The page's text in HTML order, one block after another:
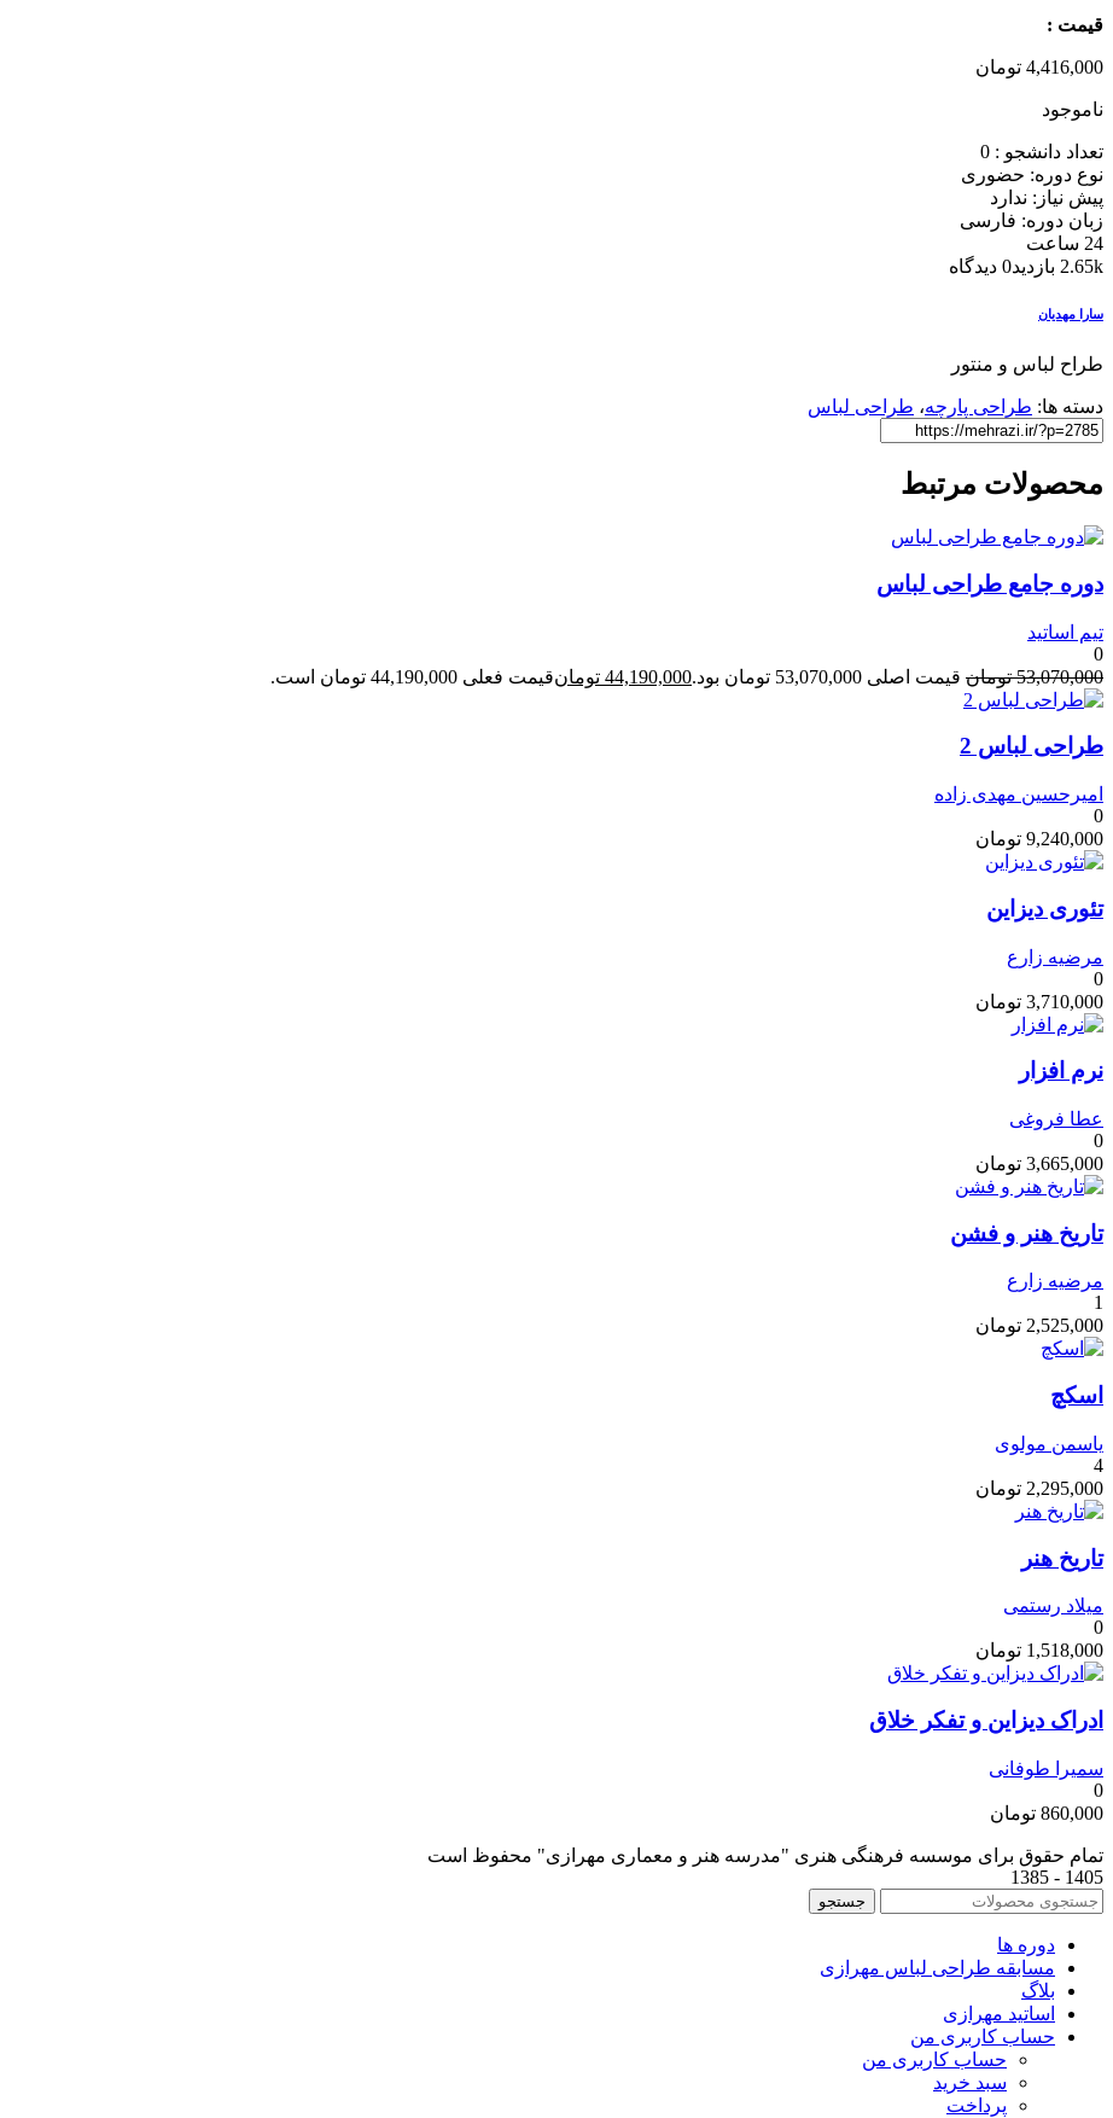
قیمت :
4,416,000 تومان
ناموجود
تعداد دانشجو : 0
نوع دوره: حضوری
پیش نیاز: ندارد
زبان دوره: فارسی
24 ساعت
2.65k بازدید
0 دیدگاه
سارا مهدیان
طراح لباس و منتور
دسته ها: طراحی پارچه، طراحی لباس
محصولات مرتبط
دوره جامع طراحی لباس
تیم اساتید
0
53,070,000 تومان قیمت اصلی 53,070,000 تومان بود. 44,190,000 تومانقیمت فعلی 44,190,000 تومان است.
طراحی لباس 2
امیرحسین مهدی زاده
0
9,240,000 تومان
تئوری دیزاین
مرضیه زارع
0
3,710,000 تومان
نرم افزار
عطا فروغی
0
3,665,000 تومان
تاریخ هنر و فشن
مرضیه زارع
1
2,525,000 تومان
اسکچ
یاسمن مولوی
4
2,295,000 تومان
تاریخ هنر
میلاد رستمی
0
1,518,000 تومان
ادراک دیزاین و تفکر خلاق
سمیرا طوفانی
0
860,000 تومان
تمام حقوق برای موسسه فرهنگی هنری "مدرسه هنر و معماری مهرازی" محفوظ است
1405 - 1385
جستجو
دوره ها
مسابقه طراحی لباس مهرازی
بلاگ
اساتید مهرازی
حساب کاربری من
حساب کاربری من
سبد خرید
پرداخت